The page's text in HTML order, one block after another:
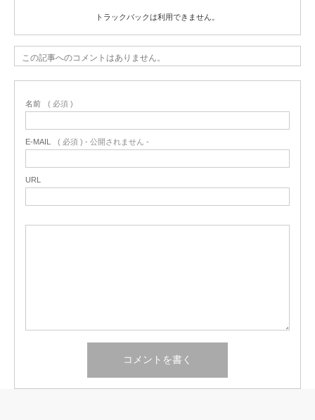
トラックバックは利用できません。
この記事へのコメントはありません。
名前 ( 必須 )
E-MAIL ( 必須 ) - 公開されません -
URL